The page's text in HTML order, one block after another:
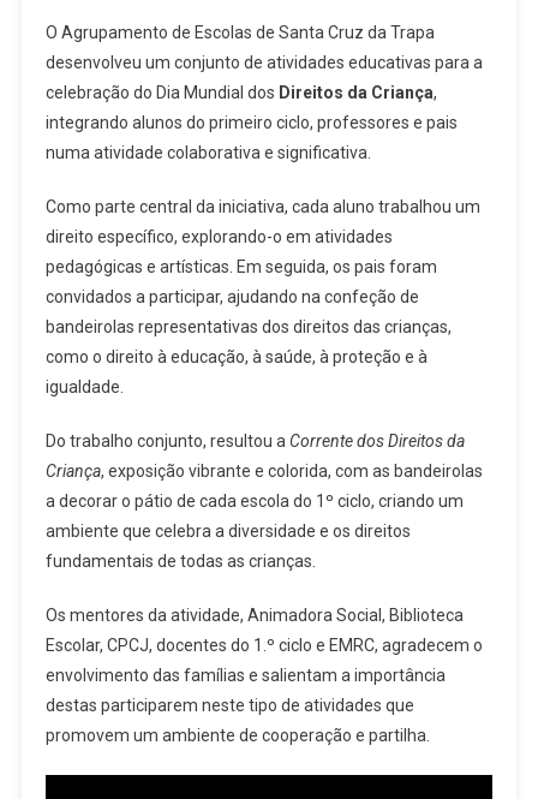
O Agrupamento de Escolas de Santa Cruz da Trapa
desenvolveu um conjunto de atividades educativas para a
celebração do Dia Mundial dos Direitos da Criança,
integrando alunos do primeiro ciclo, professores e pais
numa atividade colaborativa e significativa.
Como parte central da iniciativa, cada aluno trabalhou um
direito específico, explorando-o em atividades
pedagógicas e artísticas. Em seguida, os pais foram
convidados a participar, ajudando na confeção de
bandeirolas representativas dos direitos das crianças,
como o direito à educação, à saúde, à proteção e à
igualdade.
Do trabalho conjunto, resultou aCorrente dos Direitos da
Criança, exposição vibrante e colorida, com as bandeirolas
a decorar o pátio de cada escola do 1º ciclo, criando um
ambiente que celebra a diversidade e os direitos
fundamentais de todas as crianças.
Os mentores da atividade, Animadora Social, Biblioteca
Escolar, CPCJ, docentes do 1.º ciclo e EMRC, agradecem o
envolvimento das famílias e salientam a importância
destas participarem neste tipo de atividades que
promovem um ambiente de cooperação e partilha.